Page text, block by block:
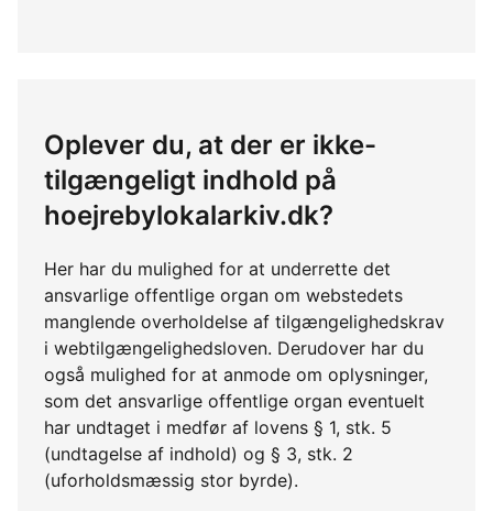
Oplever du, at der er ikke-
tilgængeligt indhold på
hoejrebylokalarkiv.dk?
Her har du mulighed for at underrette det
ansvarlige offentlige organ om webstedets
manglende overholdelse af tilgængelighedskrav
i webtilgængelighedsloven. Derudover har du
også mulighed for at anmode om oplysninger,
som det ansvarlige offentlige organ eventuelt
har undtaget i medfør af lovens § 1, stk. 5
(undtagelse af indhold) og § 3, stk. 2
(uforholdsmæssig stor byrde).